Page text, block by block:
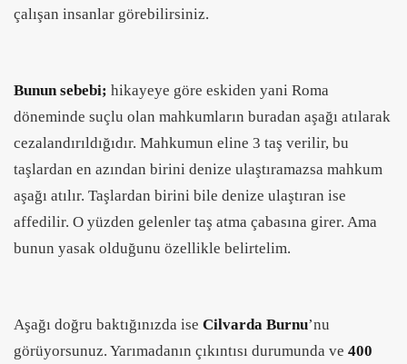
çalışan insanlar görebilirsiniz.
Bunun sebebi; hikayeye göre eskiden yani Roma
döneminde suçlu olan mahkumların buradan aşağı atılarak
cezalandırıldığıdır. Mahkumun eline 3 taş verilir, bu
taşlardan en azından birini denize ulaştıramazsa mahkum
aşağı atılır. Taşlardan birini bile denize ulaştıran ise
affedilir. O yüzden gelenler taş atma çabasına girer. Ama
bunun yasak olduğunu özellikle belirtelim.
Aşağı doğru baktığınızda ise Cilvarda Burnu’nu
görüyorsunuz. Yarımadanın çıkıntısı durumunda ve 400